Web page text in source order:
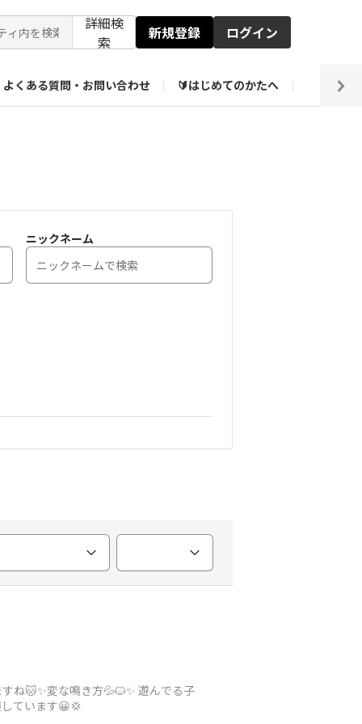
詳細検
索
新規登録 ログイン
よくある質問・お問い合わせ 🔰はじめてのかたへ 編集
ニックネーム
ね🐱✨変な鳴き方💦🐱✨ 遊んでる子
ています😀💢